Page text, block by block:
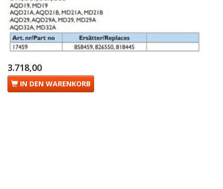
3.718,00
IN DEN WARENKORB